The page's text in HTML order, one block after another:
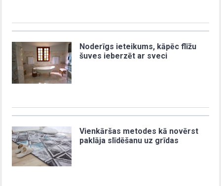
Noderīgs ieteikums, kāpēc flīžu
šuves ieberzēt ar sveci
Vienkāršas metodes kā novērst
paklāja slīdēšanu uz grīdas